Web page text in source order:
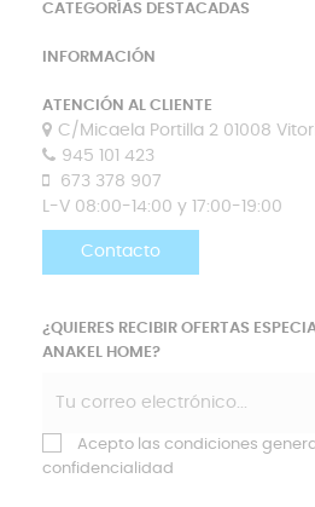
CATEGORÍAS DESTACADAS
INFORMACIÓN
ATENCIÓN AL CLIENTE
C/Micaela Portilla 2 01008
945 101 423
673 378 907
L-V 08:00-14:00 y 17:00-19:00
Contacto
¿QUIERES RECIBIR OFERTAS
ANAKEL HOME?
Acepto las condiciones
confidencialidad